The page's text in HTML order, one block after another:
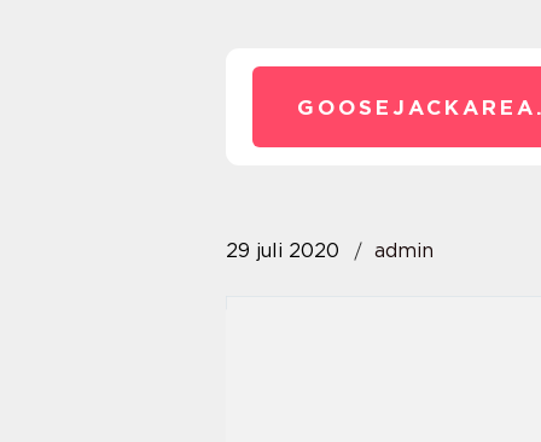
29 juli 2020 admin